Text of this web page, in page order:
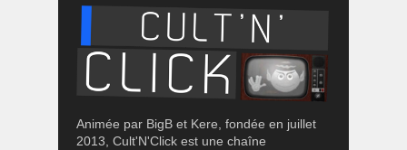
Animée par BigB et Kere, fondée en juillet
2013, Cult'N'Click est une chaîne